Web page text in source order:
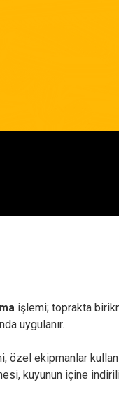
işlemi; toprakta
uygulanır.
özel ekipmanlar
kuyunun içine